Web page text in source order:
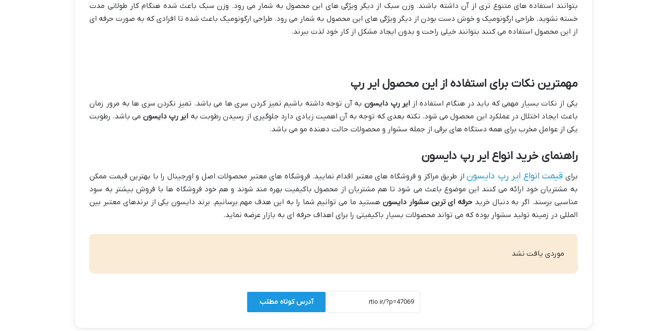
بتوانند استفاده های متنوع تری از آن داشته باشند. وزن سبک از دیگر ویژگی های این محصول به شمار می رود. وزن سبک باعث شده هنگام کار طولانی مدت
خسته نشوید. طراحی ارگونومیک و خوش دست بودن از دیگر ویژگی های این محصول به شمار می رود. طراحی ارگونومیک باعث شده تا افرادی که به صورت حرفه ای
از این محصول استفاده می کنند بتوانند خیلی راحت و بدون ایجاد مشکل از کار خود لذت ببرند.
مهمترین نکات برای استفاده از این محصول ایر رپ
یکی از نکات بسیار مهمی که باید در هنگام استفاده از ایر رپ دایسون به آن توجه داشته باشیم تمیز کردن سری ها می باشد. تمیز نکردن سری ها به مرور زمان
باعث ایجاد اختلال در عملکرد این محصول می شود. نکته بعدی که توجه به آن اهمیت زیادی دارد جلوگیری از رسیدن رطوبت به ایر رپ دایسون می باشد. رطوبت
یکی از عوامل مخرب برای همه دستگاه های برقی از جمله سشوار و محصولات حالت دهنده مو می باشد.
راهنمای خرید انواع ایر رپ دایسون
برای قیمت انواع ایر رپ دایسوناز طریق مراکز و فروشگاه های معتبر اقدام نمایید. فروشگاه های معتبر محصولات اصل و اورجینال را با بهترین قیمت ممکن
به مشتریان خود ارائه می کنند این موضوع باعث می شود تا هم مشتریان از محصول باکیفیت بهره مند شوند و هم خود فروشگاه ها با فروش بیشتر به سود
مناسبی برسند. اگر به دنبال خرید حرفه ای ترین سشوار دایسونهستید ما می توانیم شما را به این هدف مهم برسانیم. برند دایسون یکی از برندهای معتبر بین
المللی در زمینه تولید سشوار بوده که می تواند محصولات بسیار باکیفیتی را برای اهداف حرفه ای به بازار عرضه نماید.
موردی یافت نشد
آدرس کوتاه مطلب